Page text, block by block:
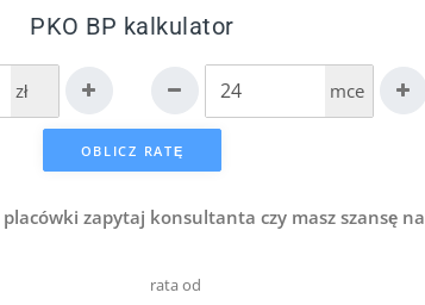
PKO BP kalkulator
zł mce
zapytaj konsultanta czy masz szansę na
rata od